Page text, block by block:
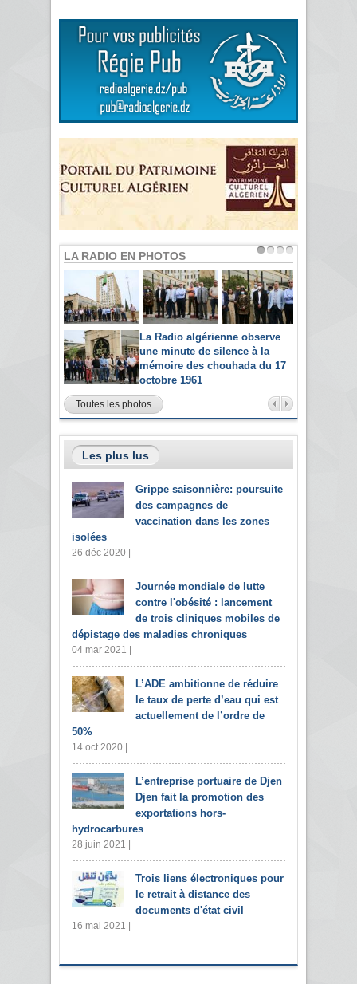
LA RADIO EN PHOTOS
La Radio algérienne observe
une minute de silence à la
mémoire des chouhada du 17
octobre 1961
Toutes les photos
Les plus lus
Grippe saisonnière: poursuite
des campagnes de
vaccination dans les zones
isolées
26 déc 2020 |
Journée mondiale de lutte
contre l'obésité : lancement
de trois cliniques mobiles de
dépistage des maladies chroniques
04 mar 2021 |
L’ADE ambitionne de réduire
le taux de perte d’eau qui est
actuellement de l’ordre de
50%
14 oct 2020 |
L’entreprise portuaire de Djen
Djen fait la promotion des
exportations hors-
hydrocarbures
28 juin 2021 |
Trois liens électroniques pour
le retrait à distance des
documents d'état civil
16 mai 2021 |